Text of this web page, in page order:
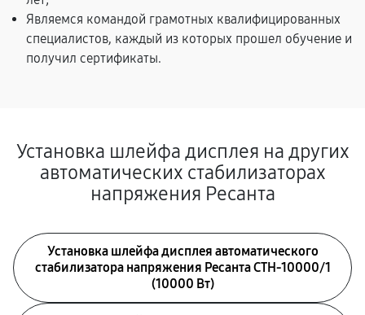
Являемся командой грамотных квалифицированных
специалистов, каждый из которых прошел обучение и
получил сертификаты.
Установка шлейфа дисплея на других
автоматических стабилизаторах
напряжения Ресанта
Установка шлейфа дисплея автоматического
стабилизатора напряжения Ресанта СТН-10000/1
(10000 Вт)